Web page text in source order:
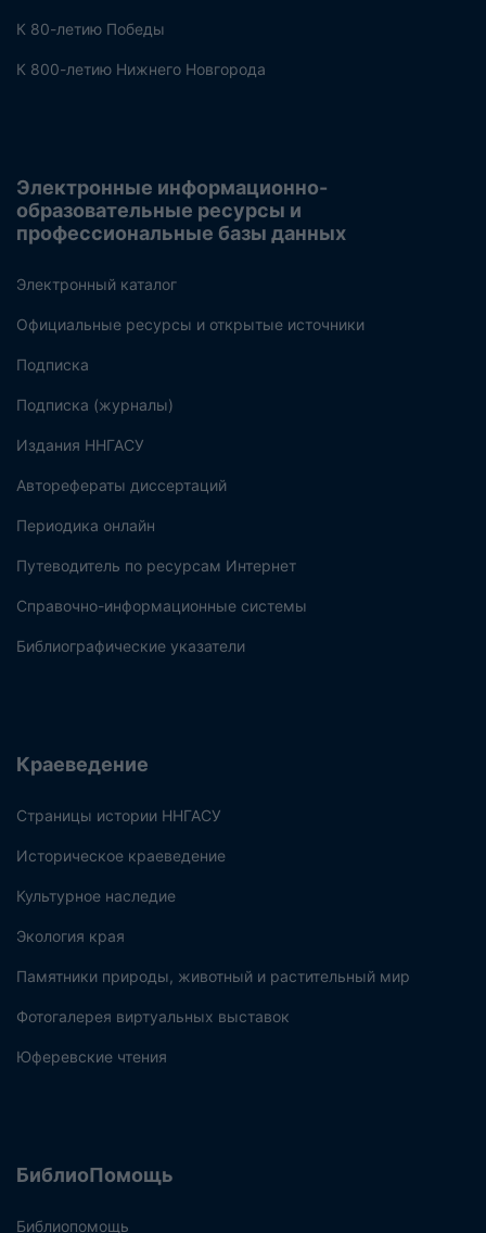
К 80-летию Победы
К 800-летию Нижнего Новгорода
Электронные информационно-
образовательные ресурсы и
профессиональные базы данных
Электронный каталог
Официальные ресурсы и открытые источники
Подписка
Подписка (журналы)
Издания ННГАСУ
Авторефераты диссертаций
Периодика онлайн
Путеводитель по ресурсам Интернет
Справочно-информационные системы
Библиографические указатели
Краеведение
Страницы истории ННГАСУ
Историческое краеведение
Культурное наследие
Экология края
Памятники природы, животный и растительный мир
Фотогалерея виртуальных выставок
Юферевские чтения
БиблиоПомощь
Библиопомощь